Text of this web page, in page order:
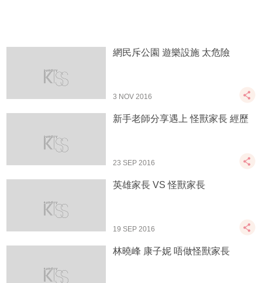
網民斥公園 遊樂設施 太危險
3 NOV 2016
新手老師分享遇上 怪獸家長 經歷
23 SEP 2016
英雄家長 VS 怪獸家長
19 SEP 2016
林曉峰 康子妮 唔做怪獸家長